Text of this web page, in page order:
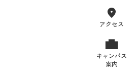
アクセス
キャンパス
案内